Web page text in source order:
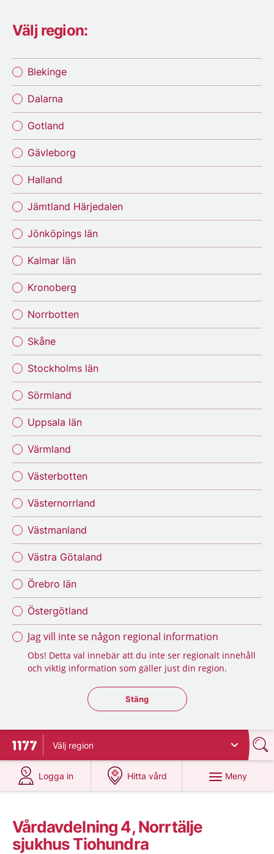
Välj region:
Blekinge
Dalarna
Gotland
Gävleborg
Halland
Jämtland Härjedalen
Jönköpings län
Kalmar län
Kronoberg
Norrbotten
Skåne
Stockholms län
Sörmland
Uppsala län
Värmland
Västerbotten
Västernorrland
Västmanland
Västra Götaland
Örebro län
Östergötland
Jag vill inte se någon regional information
Obs! Detta val innebär att du inte ser regionalt innehåll
och viktig information som gäller just din region.
Stäng regionsväljaren
Stäng
Till startsidan för 1177
Välj region
Logga in
på 1177.se
Hitta vård
på 1177.se
Meny
Vårdavdelning 4, Norrtälje
sjukhus Tiohundra